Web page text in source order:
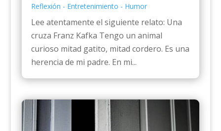
Reflexión - Entretenimiento - Humor
Lee atentamente el siguiente relato: Una
cruza Franz Kafka Tengo un animal
curioso mitad gatito, mitad cordero. Es una
herencia de mi padre. En mi...